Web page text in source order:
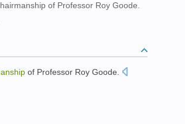
of Professor Roy Goode.
of Professor Roy Goode